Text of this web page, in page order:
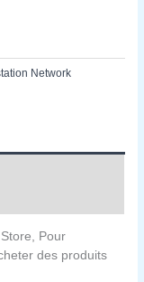
Network
Pour
des produits